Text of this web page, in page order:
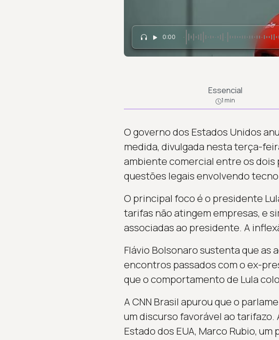
0:00
Essencial
1 min
O governo dos Estados Unidos
medida, divulgada nesta terça-
ambiente comercial entre os dois
questões legais envolvendo
O principal foco é o presidente
tarifas não atingem empresas, e
associadas ao presidente. A
Flávio Bolsonaro sustenta que as
encontros passados com o ex-
que o comportamento de Lula
A CNN Brasil apurou que o
um discurso favorável ao
Estado dos EUA, Marco Rubio,